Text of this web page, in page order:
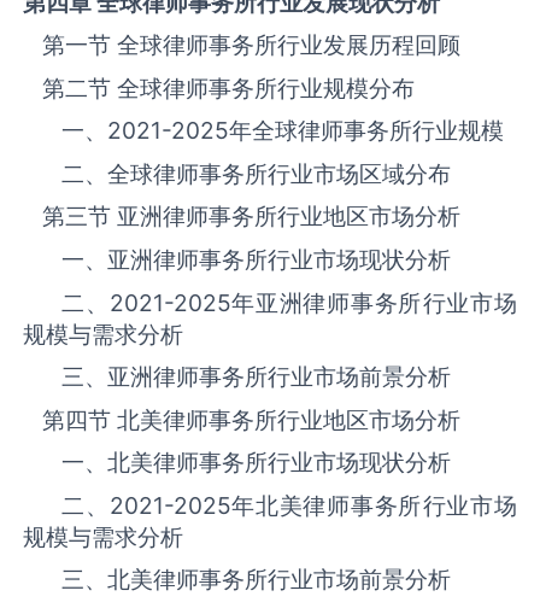
第一节 全球律师事务所‌‌‌行业发展历程回顾
第二节 全球律师事务所‌‌‌行业规模分布
一、 2021-2025年全球律师事务所‌‌‌行业规模
二、全球律师事务所‌‌‌行业市场区域分布
第三节 亚洲律师事务所‌‌‌行业地区市场分析
一、亚洲律师事务所‌‌‌行业市场现状分析
二、 2021-2025年亚洲律师事务所‌‌‌行业市场
规模与需求分析
三、亚洲律师事务所‌‌‌行业市场前景分析
第四节 北美律师事务所‌‌‌行业地区市场分析
一、北美律师事务所‌‌‌行业市场现状分析
二、 2021-2025年北美律师事务所‌‌‌行业市场
规模与需求分析
三、北美律师事务所‌‌‌行业市场前景分析